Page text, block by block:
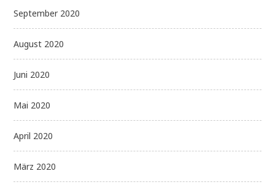
September 2020
August 2020
Juni 2020
Mai 2020
April 2020
März 2020